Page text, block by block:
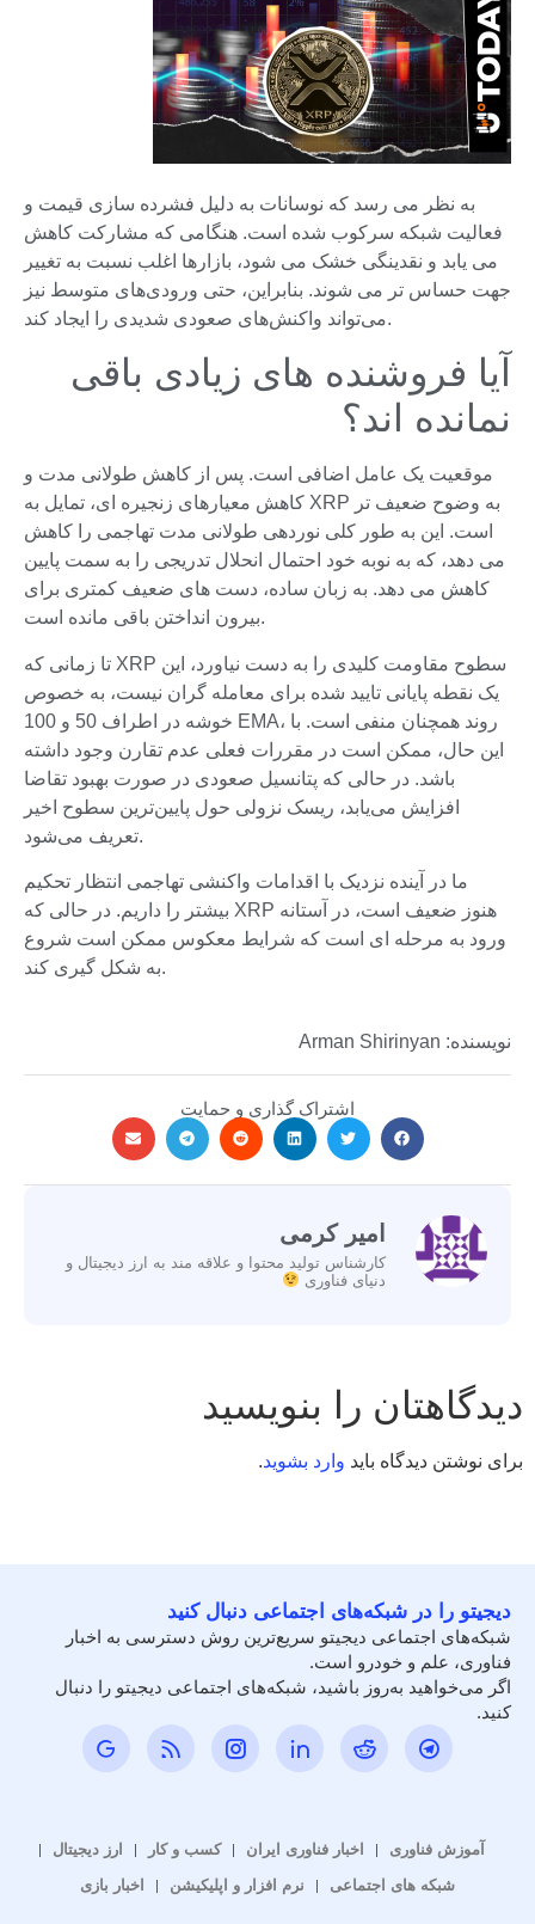
به نظر می رسد که نوسانات به دلیل فشرده سازی قیمت و
فعالیت شبکه سرکوب شده است. هنگامی که مشارکت کاهش
می یابد و نقدینگی خشک می شود، بازارها اغلب نسبت به تغییر
جهت حساس تر می شوند. بنابراین، حتی ورودی‌های متوسط ​​نیز
می‌تواند واکنش‌های صعودی شدیدی را ایجاد کند.
آیا فروشنده های زیادی باقی
نمانده اند؟
موقعیت یک عامل اضافی است. پس از کاهش طولانی مدت و
کاهش معیارهای زنجیره ای، تمایل به XRP به وضوح ضعیف تر
است. این به طور کلی نوردهی طولانی مدت تهاجمی را کاهش
می دهد، که به نوبه خود احتمال انحلال تدریجی را به سمت پایین
کاهش می دهد. به زبان ساده، دست های ضعیف کمتری برای
بیرون انداختن باقی مانده است.
تا زمانی که XRP سطوح مقاومت کلیدی را به دست نیاورد، این
یک نقطه پایانی تایید شده برای معامله گران نیست، به خصوص
خوشه در اطراف 50 و 100 EMA، روند همچنان منفی است. با
این حال، ممکن است در مقررات فعلی عدم تقارن وجود داشته
باشد. در حالی که پتانسیل صعودی در صورت بهبود تقاضا
افزایش می‌یابد، ریسک نزولی حول پایین‌ترین سطوح اخیر
تعریف می‌شود.
ما در آینده نزدیک با اقدامات واکنشی تهاجمی انتظار تحکیم
بیشتر را داریم. در حالی که XRP هنوز ضعیف است، در آستانه
ورود به مرحله ای است که شرایط معکوس ممکن است شروع
به شکل گیری کند.
نویسنده: Arman Shirinyan
اشتراک گذاری و حمایت
امیر کرمی
کارشناس تولید محتوا و علاقه مند به ارز دیجیتال و
دنیای فناوری
دیدگاهتان را بنویسید
برای نوشتن دیدگاه باید وارد بشوید.
دیجیتو را در شبکه‌های اجتماعی دنبال کنید
شبکه‌های اجتماعی دیجیتو سریع‌ترین روش دسترسی به اخبار
فناوری، علم و خودرو است.
اگر می‌خواهید به‌روز باشید، شبکه‌های اجتماعی دیجیتو را دنبال
کنید.
آموزش فناوری اخبار فناوری ایران کسب و کار
ارز دیجیتال
شبکه های اجتماعی
نرم افزار و اپلیکیشن اخبار بازی